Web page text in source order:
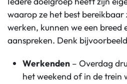
waarop ze het best
werken, kunnen we een breed
aanspreken. Denk
Werkenden – Overdag
het weekend of in de trein